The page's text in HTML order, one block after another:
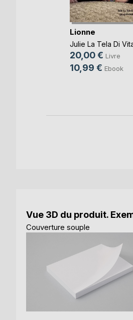
Lionne
Julie La Tela Di
20,00 € Livre
10,99 € Ebook
Vue 3D du produit.
Couverture souple